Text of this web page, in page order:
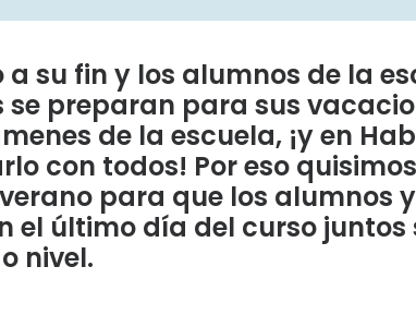
a su fin y los alumnos de la
preparan para sus
de la escuela, ¡y en
con todos! Por eso
para que los alumnos
el último día del curso juntos
nivel.